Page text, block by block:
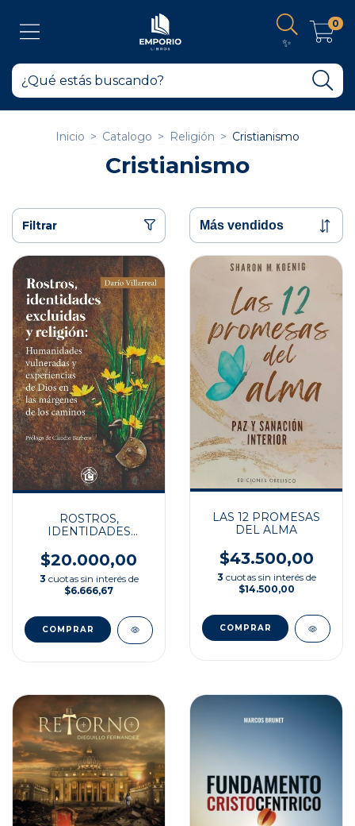
✨
0
Inicio > Catalogo > Religión > Cristianismo
Cristianismo
Filtrar
ROSTROS,
IDENTIDADES
RELIGIÒN
$20.000,00
3 cuotas sin interés de
$6.666,67
LAS 12 PROMESAS
DEL ALMA
$43.500,00
3 cuotas sin interés de
$14.500,00